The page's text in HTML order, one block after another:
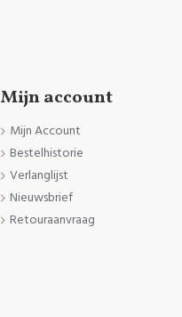
Mijn account
Mijn Account
Bestelhistorie
Verlanglijst
Nieuwsbrief
Retouraanvraag